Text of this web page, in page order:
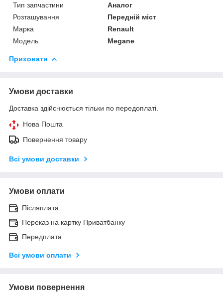
Тип запчастини
Аналог
Розташування
Передній міст
Марка
Renault
Модель
Megane
Приховати
Умови доставки
Доставка здійснюється тільки по передоплаті.
Нова Пошта
Повернення товару
Всі умови доставки
Умови оплати
Післяплата
Переказ на картку Приватбанку
Передплата
Всі умови оплати
Умови повернення